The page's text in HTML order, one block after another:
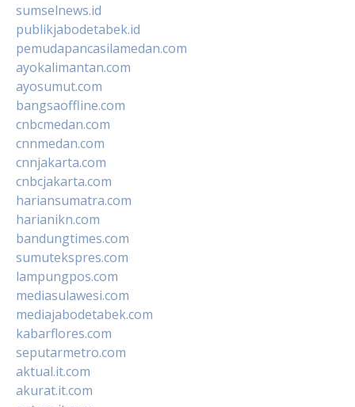
sumselnews.id
publikjabodetabek.id
pemudapancasilamedan.com
ayokalimantan.com
ayosumut.com
bangsaoffline.com
cnbcmedan.com
cnnmedan.com
cnnjakarta.com
cnbcjakarta.com
hariansumatra.com
harianikn.com
bandungtimes.com
sumutekspres.com
lampungpos.com
mediasulawesi.com
mediajabodetabek.com
kabarflores.com
seputarmetro.com
aktual.it.com
akurat.it.com